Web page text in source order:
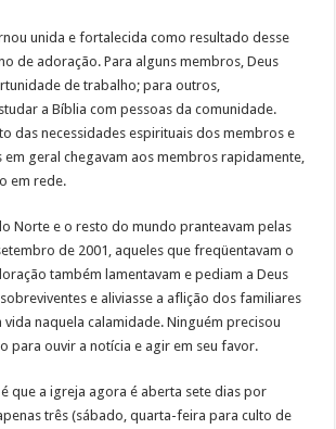
unida e fortalecida como resultado desse
de adoração. Para alguns membros, Deus
de trabalho; para outros,
a Bíblia com pessoas da comunidade.
das necessidades espirituais dos membros e
em geral chegavam aos membros rapidamente,
em rede.
Norte e o resto do mundo pranteavam pelas
de 2001, aqueles que freqüentavam o
também lamentavam e pediam a Deus
e aliviasse a aflição dos familiares
naquela calamidade. Ninguém precisou
para ouvir a notícia e agir em seu favor.
que a igreja agora é aberta sete dias por
três (sábado, quarta-feira para culto de